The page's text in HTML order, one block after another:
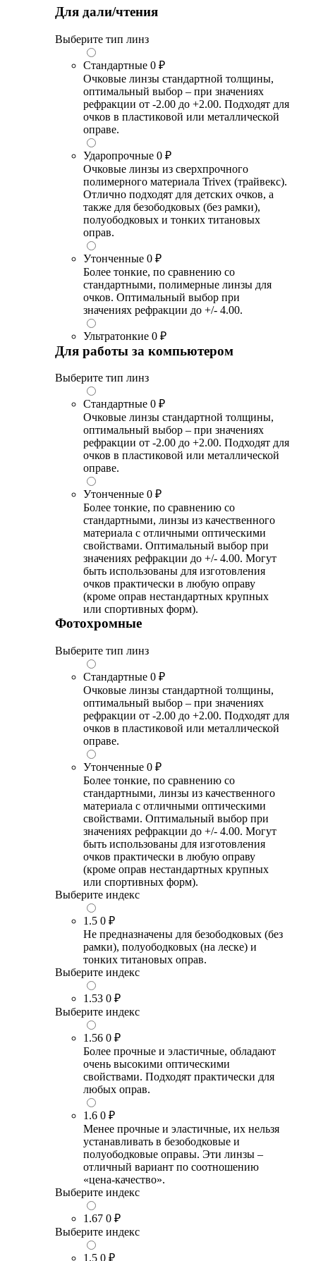
Для дали/чтения
Выберите тип линз
Стандартные 0 ₽
Очковые линзы стандартной толщины,
оптимальный выбор – при значениях
рефракции от -2.00 до +2.00. Подходят для
очков в пластиковой или металлической
оправе.
Ударопрочные 0 ₽
Очковые линзы из сверхпрочного
полимерного материала Trivex (трайвекс).
Отлично подходят для детских очков, а
также для безободковых (без рамки),
полуободковых и тонких титановых
оправ.
Утонченные 0 ₽
Более тонкие, по сравнению со
стандартными, полимерные линзы для
очков. Оптимальный выбор при
значениях рефракции до +/- 4.00.
Ультратонкие 0 ₽
Для работы за компьютером
Выберите тип линз
Стандартные 0 ₽
Очковые линзы стандартной толщины,
оптимальный выбор – при значениях
рефракции от -2.00 до +2.00. Подходят для
очков в пластиковой или металлической
оправе.
Утонченные 0 ₽
Более тонкие, по сравнению со
стандартными, линзы из качественного
материала с отличными оптическими
свойствами. Оптимальный выбор при
значениях рефракции до +/- 4.00. Могут
быть использованы для изготовления
очков практически в любую оправу
(кроме оправ нестандартных крупных
или спортивных форм).
Фотохромные
Выберите тип линз
Стандартные 0 ₽
Очковые линзы стандартной толщины,
оптимальный выбор – при значениях
рефракции от -2.00 до +2.00. Подходят для
очков в пластиковой или металлической
оправе.
Утонченные 0 ₽
Более тонкие, по сравнению со
стандартными, линзы из качественного
материала с отличными оптическими
свойствами. Оптимальный выбор при
значениях рефракции до +/- 4.00. Могут
быть использованы для изготовления
очков практически в любую оправу
(кроме оправ нестандартных крупных
или спортивных форм).
Выберите индекс
1.5 0 ₽
Не предназначены для безободковых (без
рамки), полуободковых (на леске) и
тонких титановых оправ.
Выберите индекс
1.53 0 ₽
Выберите индекс
1.56 0 ₽
Более прочные и эластичные, обладают
очень высокими оптическими
свойствами. Подходят практически для
любых оправ.
1.6 0 ₽
Менее прочные и эластичные, их нельзя
устанавливать в безободковые и
полуободковые оправы. Эти линзы –
отличный вариант по соотношению
«цена-качество».
Выберите индекс
1.67 0 ₽
Выберите индекс
1.5 0 ₽